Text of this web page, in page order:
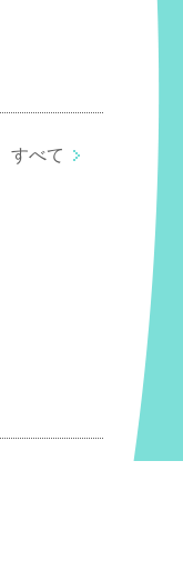
すべて